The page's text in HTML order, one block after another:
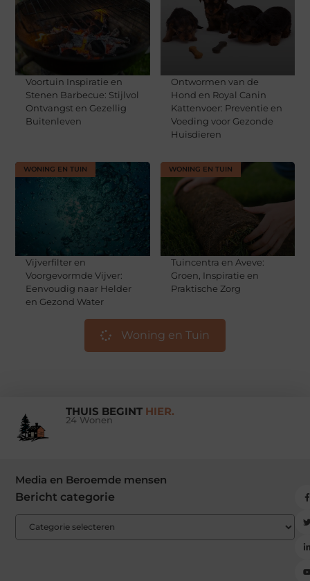
Voortuin Inspiratie en
Stenen Barbecue: Stijlvol
Ontvangst en Gezellig
Buitenleven
Ontwormen van de
Hond en Royal Canin
Kattenvoer: Preventie en
Voeding voor Gezonde
Huisdieren
WONING EN TUIN
Vijverfilter en
Voorgevormde Vijver:
Eenvoudig naar Helder
en Gezond Water
WONING EN TUIN
Tuincentra en Aveve:
Groen, Inspiratie en
Praktische Zorg
Woning en Tuin
THUIS BEGINT HIER.
24 Wonen
Media en Beroemde mensen
Bericht categorie